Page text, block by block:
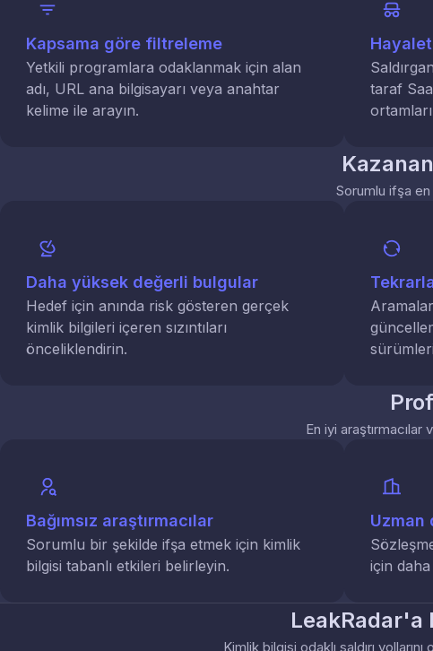
Kapsama göre filtreleme
Yetkili programlara odaklanmak için alan
adı, URL ana bilgisayarı veya anahtar
kelime ile arayın.
taraf
Sorumlu ifşa
Daha yüksek değerli bulgular
Hedef için anında risk gösteren gerçek
kimlik bilgileri içeren sızıntıları
önceliklendirin.
En iyi
Bağımsız araştırmacılar
Sorumlu bir şekilde ifşa etmek için kimlik
bilgisi tabanlı etkileri belirleyin.
Uzman
için
LeakRadar'a
Kimlik bilgisi odaklı saldırı